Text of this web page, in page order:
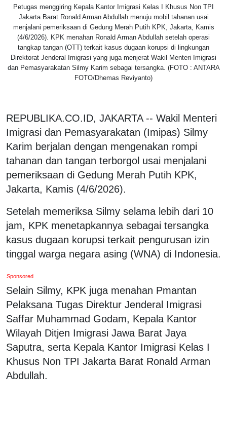
Petugas menggiring Kepala Kantor Imigrasi Kelas I Khusus Non TPI
Jakarta Barat Ronald Arman Abdullah menuju mobil tahanan usai
menjalani pemeriksaan di Gedung Merah Putih KPK, Jakarta, Kamis
(4/6/2026). KPK menahan Ronald Arman Abdullah setelah operasi
tangkap tangan (OTT) terkait kasus dugaan korupsi di lingkungan
Direktorat Jenderal Imigrasi yang juga menjerat Wakil Menteri Imigrasi
dan Pemasyarakatan Silmy Karim sebagai tersangka. (FOTO : ANTARA
FOTO/Dhemas Reviyanto)
REPUBLIKA.CO.ID, JAKARTA -- Wakil Menteri
Imigrasi dan Pemasyarakatan (Imipas) Silmy
Karim berjalan dengan mengenakan rompi
tahanan dan tangan terborgol usai menjalani
pemeriksaan di Gedung Merah Putih KPK,
Jakarta, Kamis (4/6/2026).
Setelah memeriksa Silmy selama lebih dari 10
jam, KPK menetapkannya sebagai tersangka
kasus dugaan korupsi terkait pengurusan izin
tinggal warga negara asing (WNA) di Indonesia.
Sponsored
Selain Silmy, KPK juga menahan Pmantan
Pelaksana Tugas Direktur Jenderal Imigrasi
Saffar Muhammad Godam, Kepala Kantor
Wilayah Ditjen Imigrasi Jawa Barat Jaya
Saputra, serta Kepala Kantor Imigrasi Kelas I
Khusus Non TPI Jakarta Barat Ronald Arman
Abdullah.